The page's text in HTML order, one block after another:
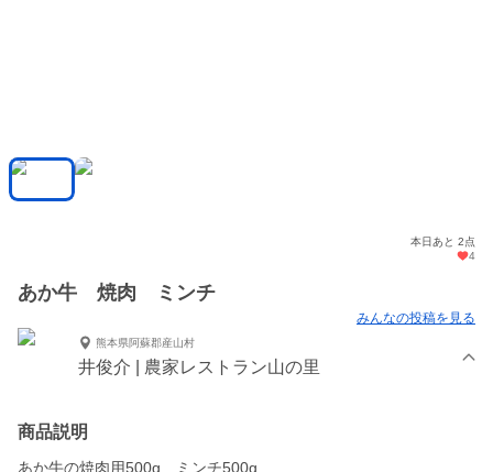
本日あと 2点
4
あか牛 焼肉 ミンチ
みんなの投稿を見る
熊本県阿蘇郡産山村
井俊介 | 農家レストラン山の里
商品説明
あか牛の焼肉用500g ミンチ500g